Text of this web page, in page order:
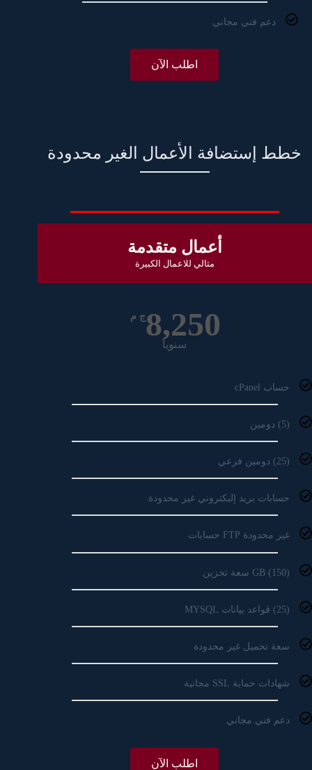
دعم فني مجاني
اطلب الآن
خطط إستضافة الأعمال الغير محدودة
أعمال متقدمة
مثالي للاعمال الكبيرة
ج م8,250
سنويا
حساب cPanel
(5) دومين
(25) دومين فرعي
حسابات بريد إليكتروني غير محدودة
غير محدودة FTP حسابات
(150) GB سعة تخزين
(25) قواعد بيانات MYSQL
سعة تحميل غير محدودة
شهادات حماية SSL مجانية
دعم فني مجاني
اطلب الآن